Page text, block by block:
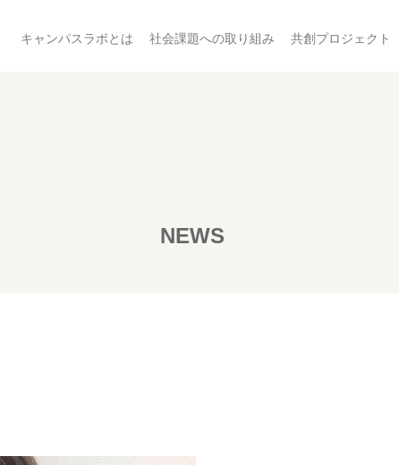
キャンパスラボとは 社会課題への取り組み 共創プロジェクト
NEWS